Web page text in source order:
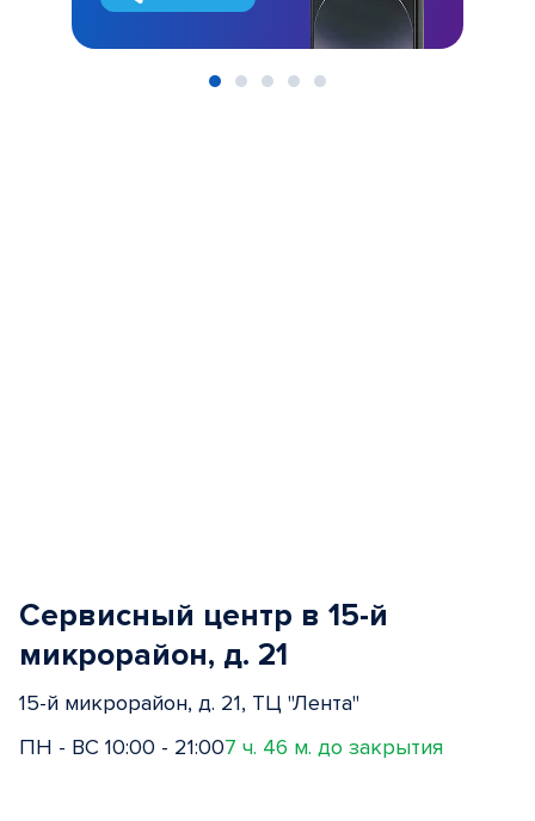
Сервисный центр в 15-й
микрорайон, д. 21
15-й микрорайон, д. 21, ТЦ "Лента"
ПН - ВС 10:00 - 21:007 ч. 46 м. до закрытия